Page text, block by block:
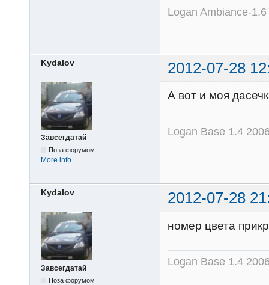
Logan Ambiance-
Kydalov 2012-07-28
Завсегдатай
Поза форумом
More info
А вот и моя
Logan Base 1.4
Kydalov 2012-07-28
Завсегдатай
Поза форумом
номер цвета
Logan Base 1.4